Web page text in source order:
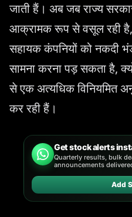
जाती हैं। अब जब राज्य
आक्रामक रूप से वसूल रही
सहायक कंपनियों को नकदी
सामना करना पड़ सकता है,
से एक अत्यधिक विनियमित
कर रही हैं।
Get stock alerts
Quarterly results, bulk
announcements
Add